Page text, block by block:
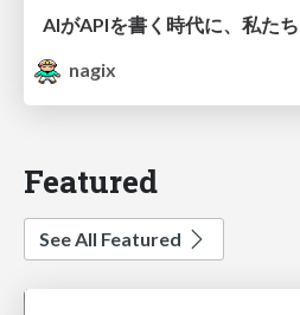
AIがAPIを書く時代に、私た
nagix
Featured
See All Featured